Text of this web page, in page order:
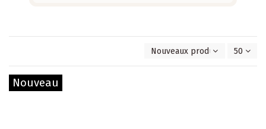
Nouveaux produits en50
Nouveau